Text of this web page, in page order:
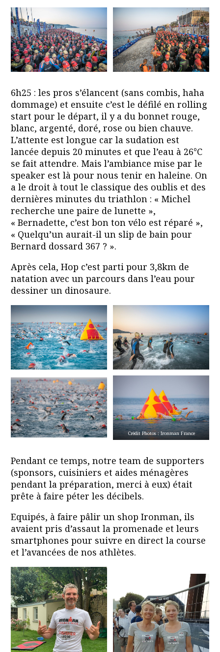
6h25 : les pros s’élancent (sans combis, haha
dommage) et ensuite c’est le défilé en rolling
start pour le départ, il y a du bonnet rouge,
blanc, argenté, doré, rose ou bien chauve.
L’attente est longue car la sudation est
lancée depuis 20 minutes et que l’eau à 26°C
se fait attendre. Mais l’ambiance mise par le
speaker est là pour nous tenir en haleine. On
a le droit à tout le classique des oublis et des
dernières minutes du triathlon : « Michel
recherche une paire de lunette »,
« Bernadette, c’est bon ton vélo est réparé »,
« Quelqu’un aurait-il un slip de bain pour
Bernard dossard 367 ? ».
Après cela, Hop c’est parti pour 3,8km de
natation avec un parcours dans l’eau pour
dessiner un dinosaure.
Crédit Photos : Ironman France
Pendant ce temps, notre team de supporters
(sponsors, cuisiniers et aides ménagères
pendant la préparation, merci à eux) était
prête à faire péter les décibels.
Equipés, à faire pâlir un shop Ironman, ils
avaient pris d’assaut la promenade et leurs
smartphones pour suivre en direct la course
et l’avancées de nos athlètes.